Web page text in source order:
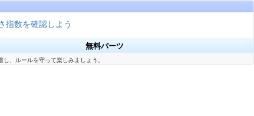
指数を確認しよう
無料パーツ
、ルールを守って楽しみましょう。